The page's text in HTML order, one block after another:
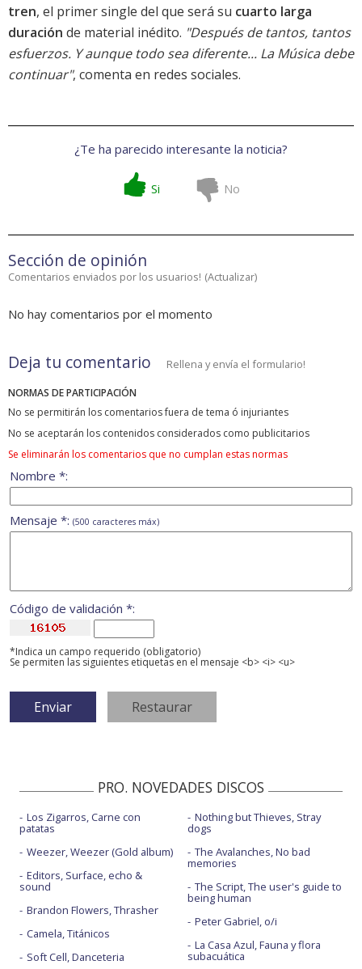
tren, el primer single del que será su cuarto larga
duración de material inédito. "Después de tantos, tantos
esfuerzos. Y aunque todo sea diferente... La Música debe
continuar", comenta en redes sociales.
¿Te ha parecido interesante la noticia?
Si No
Sección de opinión
Comentarios enviados por los usuarios! (Actualizar)
No hay comentarios por el momento
Deja tu comentario Rellena y envía el formulario!
NORMAS DE PARTICIPACIÓN
No se permitirán los comentarios fuera de tema ó injuriantes
No se aceptarán los contenidos considerados como publicitarios
Se eliminarán los comentarios que no cumplan estas normas
Nombre *:
Mensaje *: (500 caracteres máx)
Código de validación *:
*Indica un campo requerido (obligatorio)
Se permiten las siguientes etiquetas en el mensaje <b> <i> <u>
PRO. NOVEDADES DISCOS
Los Zigarros, Carne con
patatas
Weezer, Weezer (Gold album)
Editors, Surface, echo &
sound
Brandon Flowers, Thrasher
Camela, Titánicos
Soft Cell, Danceteria
Nothing but Thieves, Stray
dogs
The Avalanches, No bad
memories
The Script, The user's guide to
being human
Peter Gabriel, o/i
La Casa Azul, Fauna y flora
subacuática